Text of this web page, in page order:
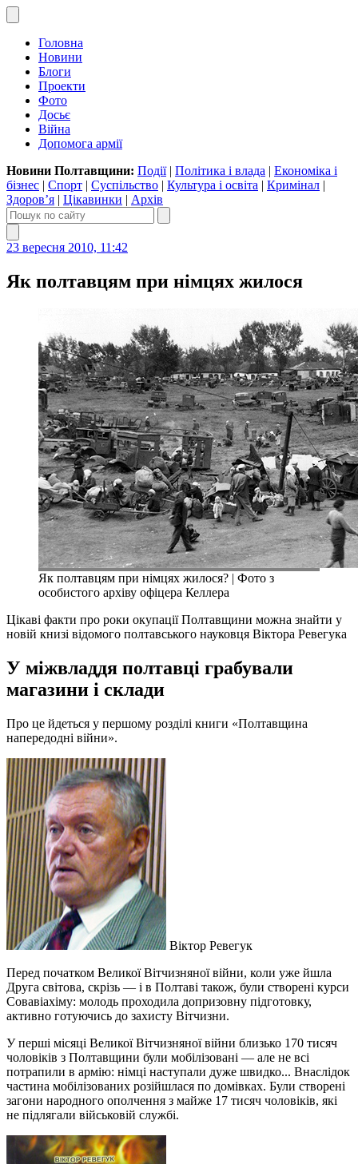
Головна
Новини
Блоги
Проекти
Фото
Досьє
Війна
Допомога армії
Новини Полтавщини: Події| Політика і влада | Економіка і
бізнес | Спорт | Суспільство | Культура і освіта | Кримінал |
Здоров’я | Цікавинки | Архів
23 вересня 2010, 11:42
Як полтавцям при німцях жилося
Як полтавцям при німцях жилося? | Фото з
особистого архіву офіцера Келлера
Цікаві факти про роки окупації Полтавщини можна знайти у
новій книзі відомого полтавського науковця Віктора Ревегука
У міжвладдя полтавці грабували
магазини і склади
Про це йдеться у першому розділі книги «Полтавщина
напередодні війни».
Віктор Ревегук
Перед початком Великої Вітчизняної війни, коли уже йшла
Друга світова, скрізь — і в Полтаві також, були створені курси
Совавіахіму: молодь проходила допризовну підготовку,
активно готуючись до захисту Вітчизни.
У перші місяці Великої Вітчизняної війни близько 170 тисяч
чоловіків з Полтавщини були мобілізовані — але не всі
потрапили в армію: німці наступали дуже швидко... Внаслідок
частина мобілізованих розійшлася по домівках. Були створені
загони народного ополчення з майже 17 тисяч чоловіків, які
не підлягали військовій службі.